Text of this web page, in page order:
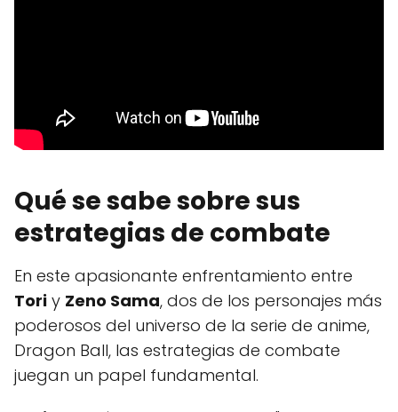
Qué se sabe sobre sus
estrategias de combate
En este apasionante enfrentamiento entre
Tori y Zeno Sama, dos de los personajes más
poderosos del universo de la serie de anime,
Dragon Ball, las estrategias de combate
juegan un papel fundamental.